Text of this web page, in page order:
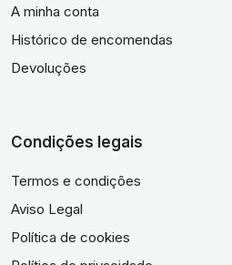
A minha conta
Histórico de encomendas
Devoluções
Condições legais
Termos e condições
Aviso Legal
Política de cookies